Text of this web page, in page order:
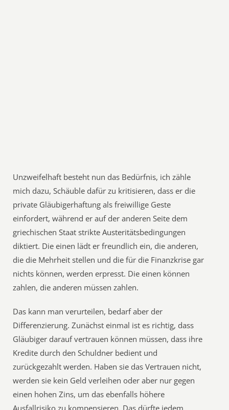
Unzweifelhaft besteht nun das Bedürfnis, ich zähle
mich dazu, Schäuble dafür zu kritisieren, dass er die
private Gläubigerhaftung als freiwillige Geste
einfordert, während er auf der anderen Seite dem
griechischen Staat strikte Austeritätsbedingungen
diktiert. Die einen lädt er freundlich ein, die anderen,
die die Mehrheit stellen und die für die Finanzkrise gar
nichts können, werden erpresst. Die einen können
zahlen, die anderen müssen zahlen.
Das kann man verurteilen, bedarf aber der
Differenzierung. Zunächst einmal ist es richtig, dass
Gläubiger darauf vertrauen können müssen, dass ihre
Kredite durch den Schuldner bedient und
zurückgezahlt werden. Haben sie das Vertrauen nicht,
werden sie kein Geld verleihen oder aber nur gegen
einen hohen Zins, um das ebenfalls höhere
Ausfallrisiko zu kompensieren. Das dürfte jedem